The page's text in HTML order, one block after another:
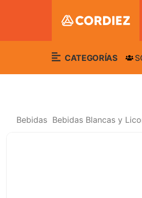
CATEGORÍAS
Bebidas Bebidas Blancas y